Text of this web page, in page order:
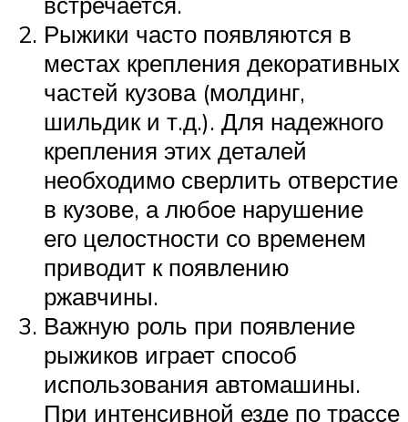
Рыжики часто появляются в
местах крепления декоративных
частей кузова (молдинг,
шильдик и т.д.). Для надежного
крепления этих деталей
необходимо сверлить отверстие
в кузове, а любое нарушение
его целостности со временем
приводит к появлению
ржавчины.
Важную роль при появление
рыжиков играет способ
использования автомашины.
При интенсивной езде по трассе